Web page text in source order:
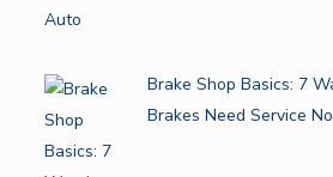
Brake Shop Basics: 7
Brakes Need Service